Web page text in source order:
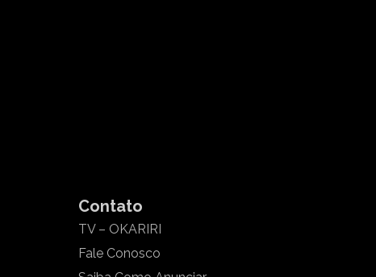
Contato
TV – OKARIRI
Fale Conosco